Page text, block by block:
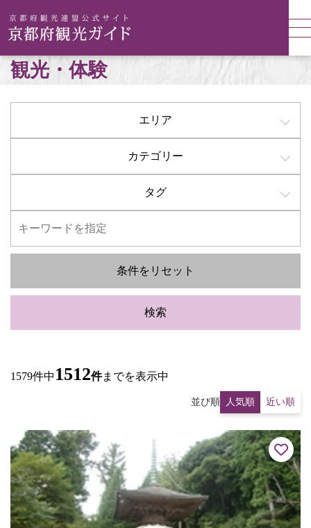
観光・体験
エリア
カテゴリー
タグ
条件をリセット
検索
1579件中 1512件までを表示中
並び順 人気順 近い順